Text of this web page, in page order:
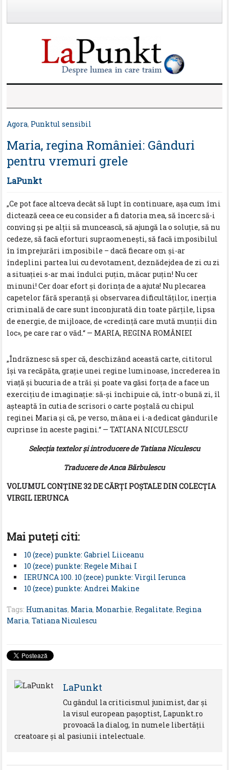
Agora, Punktul sensibil
Maria, regina României: Gânduri
pentru vremuri grele
LaPunkt
„Ce pot face altceva decât să lupt în continuare, aşa cum îmi
dictează ceea ce eu consider a fi datoria mea, să încerc să-i
conving şi pe alţii să muncească, să ajungă la o soluţie, să nu
cedeze, să facă eforturi supraomeneşti, să facă imposibilul
în împrejurări imposibile – dacă fiecare om şi-ar
îndeplini partea lui cu devotament, deznădejdea de zi cu zi
a situaţiei s-ar mai îndulci puţin, măcar puţin! Nu cer
minuni! Cer doar efort şi dorinţa de a ajuta! Nu plecarea
capetelor fără speranţă şi observarea dificultăţilor, inerţia
criminală de care sunt înconjurată din toate părţile, lipsa
de energie, de mijloace, de «credinţă care mută munţii din
loc», pe care rar o văd.“ — MARIA, REGINA ROMÂNIEI
„Îndrăznesc să sper că, deschizând această carte, cititorul
își va recăpăta, graţie unei regine luminoase, încrederea în
viaţă și bucuria de a trăi și poate va găsi forța de a face un
exerciţiu de imaginaţie: să-și închipuie că, într-o bună zi, îl
așteaptă în cutia de scrisori o carte poștală cu chipul
reginei Maria și că, pe verso, mâna ei i-a dedicat gândurile
cuprinse în aceste pagini.“ — TATIANA NICULESCU
Selecția textelor și introducere de Tatiana Niculescu
Traducere de Anca Bărbulescu
VOLUMUL CONȚINE 32 DE CĂRȚI POȘTALE DIN COLECȚIA
VIRGIL IERUNCA
Mai puteţi citi:
10 (zece) punkte: Gabriel Liiceanu
10 (zece) punkte: Regele Mihai I
IERUNCA 100. 10 (zece) punkte: Virgil Ierunca
10 (zece) punkte: Andrei Makine
Tags: Humanitas, Maria, Monarhie, Regalitate, Regina
Maria,Tatiana Niculescu
LaPunkt
Cu gândul la criticismul junimist, dar şi
la visul european paşoptist, Lapunkt.ro
provoacă la dialog, în numele libertăţii
creatoare şi al pasiunii intelectuale.